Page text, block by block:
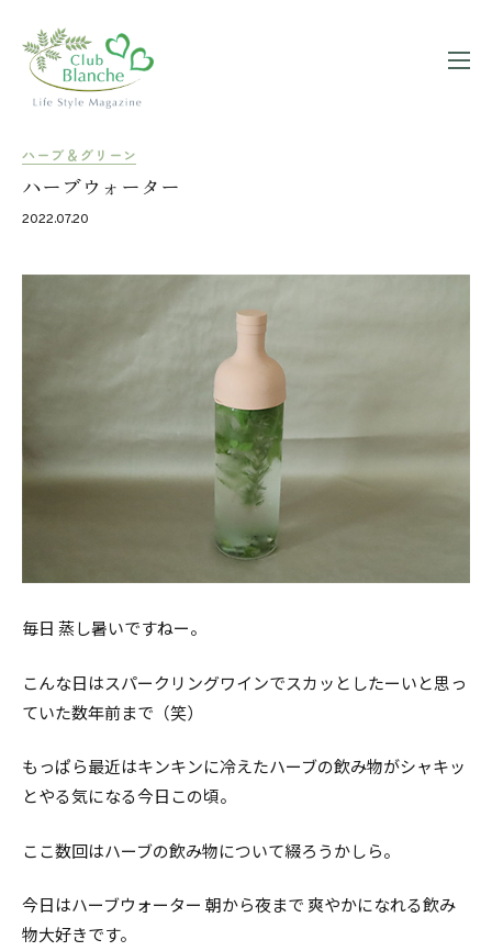
ハーブ＆グリーン
ハーブウォーター
2022.07.20
毎日 蒸し暑いですねー。
こんな日はスパークリングワインでスカッとしたーいと思っ
ていた数年前まで（笑）
もっぱら最近はキンキンに冷えたハーブの飲み物がシャキッ
とやる気になる今日この頃。
ここ数回はハーブの飲み物について綴ろうかしら。
今日はハーブウォーター 朝から夜まで 爽やかになれる飲み
物大好きです。